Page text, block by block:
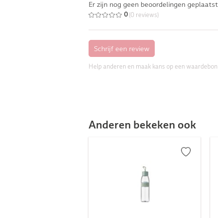
Er zijn nog geen beoordelingen geplaatst
0 (0 reviews)
Help anderen en maak kans op een waardebon
Anderen bekeken ook